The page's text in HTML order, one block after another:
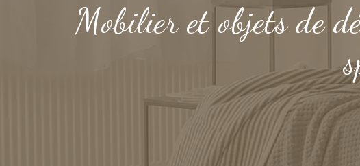
Mobilier et objets de